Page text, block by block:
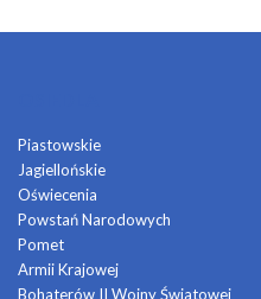
Piastowskie
Jagiellońskie
Oświecenia
Powstań Narodowych
Pomet
Armii Krajowej
Bohaterów II Wojny Światowej